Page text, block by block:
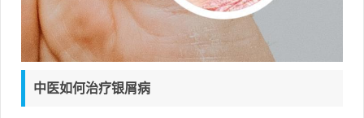
中医如何治疗银屑病